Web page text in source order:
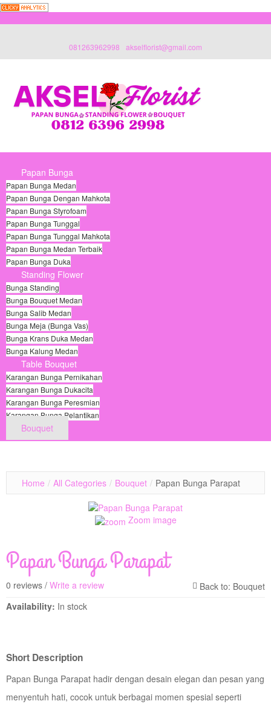
081263962998 akselflorist@gmail.com
Papan Bunga
Papan Bunga Medan
Papan Bunga Dengan Mahkota
Papan Bunga Styrofoam
Papan Bunga Tunggal
Papan Bunga Tunggal Mahkota
Papan Bunga Medan Terbaik
Papan Bunga Duka
Standing Flower
Bunga Standing
Bunga Bouquet Medan
Bunga Salib Medan
Bunga Meja (Bunga Vas)
Bunga Krans Duka Medan
Bunga Kalung Medan
Table Bouquet
Karangan Bunga Pernikahan
Karangan Bunga Dukacita
Karangan Bunga Peresmian
Karangan Bunga Pelantikan
Bouquet
Home / All Categories / Bouquet / Papan Bunga Parapat
Zoom image
Papan Bunga Parapat
0 reviews / Write a review
Availability: In stock
Short Description
Papan Bunga Parapat hadir dengan desain elegan dan pesan yang
menyentuh hati, cocok untuk berbagai momen spesial seperti